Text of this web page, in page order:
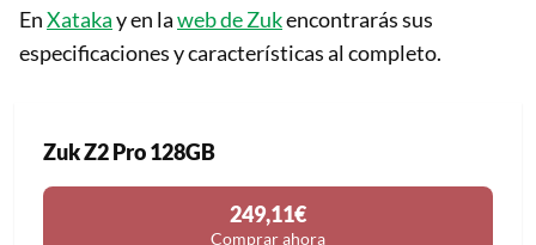
EnXatakay en laweb de Zukencontrarás sus
especificaciones y características al completo.
Zuk Z2 Pro 128GB
249,11€
Comprar ahora